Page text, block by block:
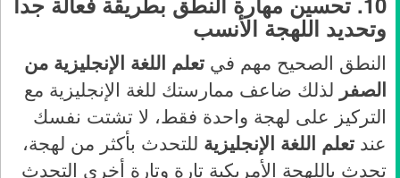
وتحديد اللهجة الأنسب
النطق الصحيح مهم في تعلم اللغة الإنجليزية من
الصفر لذلك ضاعف ممارستك للغة الإنجليزية مع
التركيز على لهجة واحدة فقط، لا تشتت نفسك
عند تعلم اللغة الإنجليزية للتحدث بأكثر من لهجة،
تحدث باللهجة الأمريكية تارة وتارة أخرى التحدث